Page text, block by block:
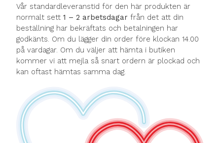
Vår standardleveranstid för den här produkten är
normalt sett 1 – 2 arbetsdagar från det att din
beställning har bekräftats och betalningen har
godkänts. Om du lägger din order före klockan 14.00
på vardagar. Om du väljer att hämta i butiken
kommer vi att mejla så snart ordern är plockad och
kan oftast hämtas samma dag.